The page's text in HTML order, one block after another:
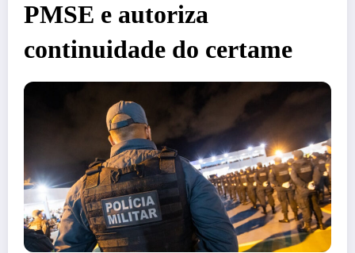
PMSE e autoriza
continuidade do certame